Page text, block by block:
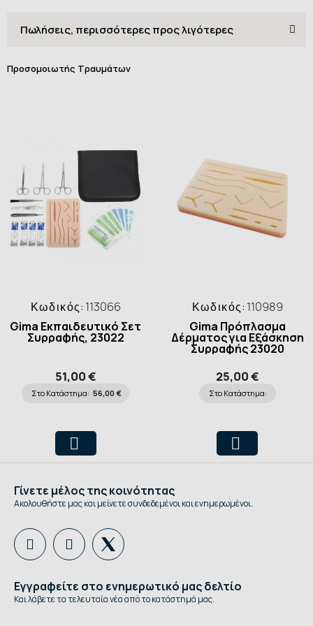
Προσομοιωτής Τραυμάτων
Κωδικός: 113066
Gima Εκπαιδευτικό Σετ
Συρραφής, 23022
51,00 €
Στο Κατάστημα: 56,00 €
Κωδικός: 110989
Gima Πρόπλασμα
Δέρματος για Εξάσκηση
Συρραφής 23020
25,00 €
Στο Κατάστημα:
Γίνετε μέλος της κοινότητας
Ακολουθήστε μας και μείνετε συνδεδεμένοι και ενημερωμένοι.
Εγγραφείτε στο ενημερωτικό μας δελτίο
Και λάβετε τα τελευταία νέα από το κατάστημά μας.